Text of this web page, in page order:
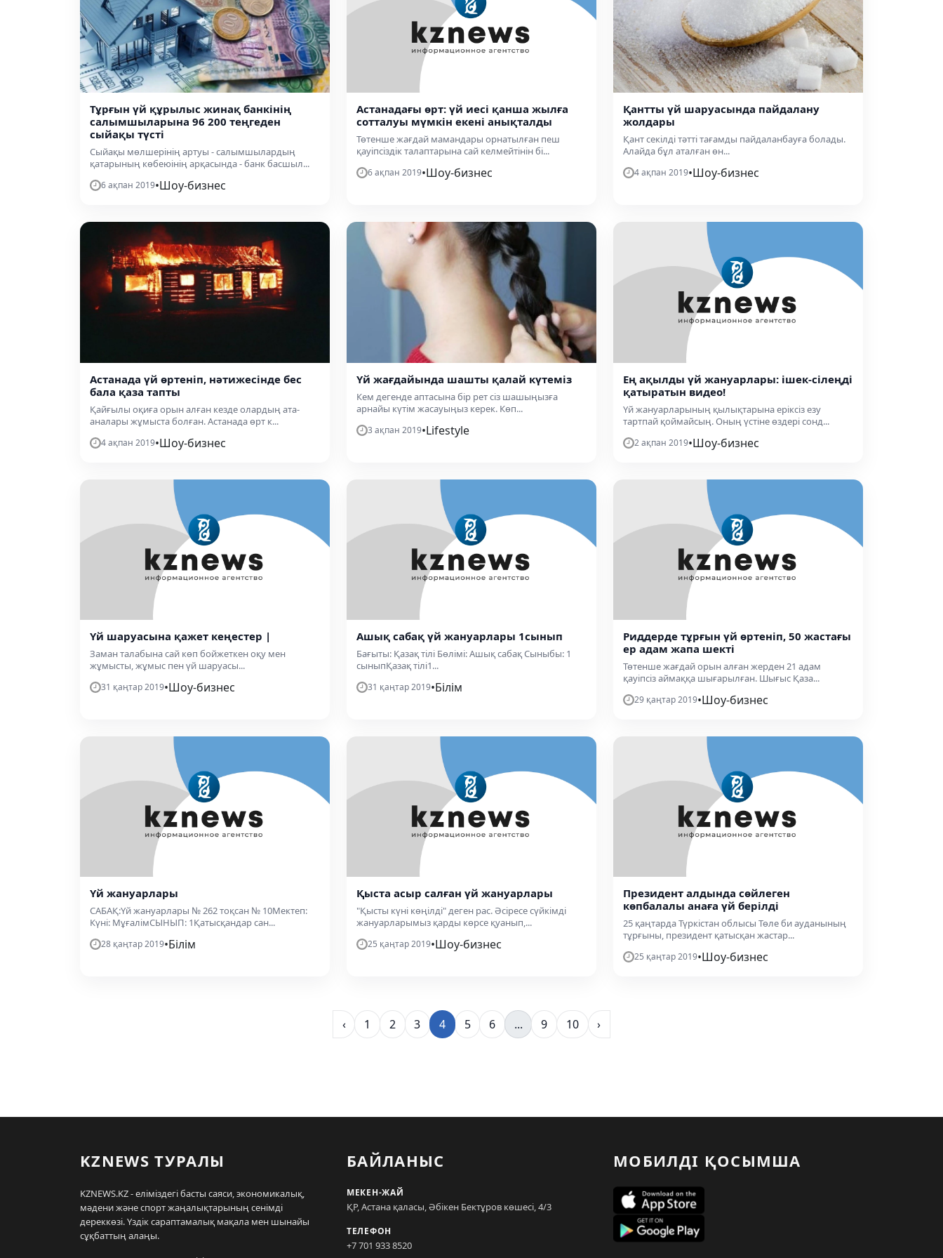
Тұрғын үй құрылыс жинақ банкінің
салымшыларына 96 200 теңгеден
сыйақы түсті
Сыйақы мөлшерінің артуы - салымшылардың
қатарының көбеюінің арқасында - банк басшыл...
6 ақпан 2019•Шоу-бизнес
Астанадағы өрт: үй иесі қанша жылға
сотталуы мүмкін екені анықталды
Төтенше жағдай мамандары орнатылған пеш
қауіпсіздік талаптарына сай келмейтінін бі...
6 ақпан 2019•Шоу-бизнес
Қантты үй шаруасында пайдалану
жолдары
Қант секілді тәтті тағамды пайдаланбауға болады.
Алайда бұл аталған өн...
4 ақпан 2019•Шоу-бизнес
Астанада үй өртеніп, нәтижесінде бес
бала қаза тапты
Қайғылы оқиға орын алған кезде олардың ата-
аналары жұмыста болған. Астанада өрт к...
4 ақпан 2019•Шоу-бизнес
Үй жағдайында шашты қалай күтеміз
Кем дегенде аптасына бір рет сіз шашыңызға
арнайы күтім жасауыңыз керек. Көп...
3 ақпан 2019•Lifestyle
Ең ақылды үй жануарлары: ішек-сілеңді
қатыратын видео!
Үй жануарларының қылықтарына еріксіз езу
тартпай қоймайсың. Оның үстіне өздері сонд...
2 ақпан 2019•Шоу-бизнес
Үй шаруасына қажет кеңестер |
Заман талабына сай көп бойжеткен оқу мен
жұмысты, жұмыс пен үй шаруасы...
31 қаңтар 2019•Шоу-бизнес
Ашық сабақ үй жануарлары 1сынып
Бағыты: Қазақ тілі Бөлімі: Ашық сабақ Сыныбы: 1
сыныпҚазақ тілі1...
31 қаңтар 2019•Білім
Риддерде тұрғын үй өртеніп, 50 жастағы
ер адам жапа шекті
Төтенше жағдай орын алған жерден 21 адам
қауіпсіз аймаққа шығарылған. Шығыс Қаза...
29 қаңтар 2019•Шоу-бизнес
Үй жануарлары
САБАҚ:Үй жануарлары № 262 тоқсан № 10Мектеп:
Күні: МұғалімСЫНЫП: 1Қатысқандар сан...
28 қаңтар 2019•Білім
Қыста асыр салған үй жануарлары
"Қысты күні көңілді" деген рас. Әсіресе сүйкімді
жануарларымыз қарды көрсе қуанып,...
25 қаңтар 2019•Шоу-бизнес
Президент алдында сөйлеген
көпбалалы анаға үй берілді
25 қаңтарда Түркістан облысы Төле би ауданының
тұрғыны, президент қатысқан жастар...
25 қаңтар 2019•Шоу-бизнес
‹ 1 2 3 4 5 6 ... 9 10 ›
KZNEWS ТУРАЛЫ
KZNEWS.KZ - еліміздегі басты саяси, экономикалық,
мәдени және спорт жаңалықтарының сенімді
дереккөзі. Үздік сараптамалық мақала мен шынайы
сұқбаттың алаңы.
БАЙЛАНЫС
МЕКЕН-ЖАЙ
ҚР, Астана қаласы, Әбікен Бектұров көшесі, 4/3
ТЕЛЕФОН
+7 701 933 8520
МОБИЛДІ ҚОСЫМША